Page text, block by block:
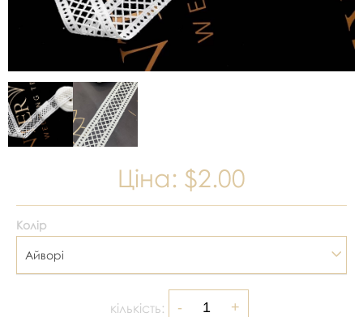
Ціна: $2.00
Колір
Айворі
кількість: